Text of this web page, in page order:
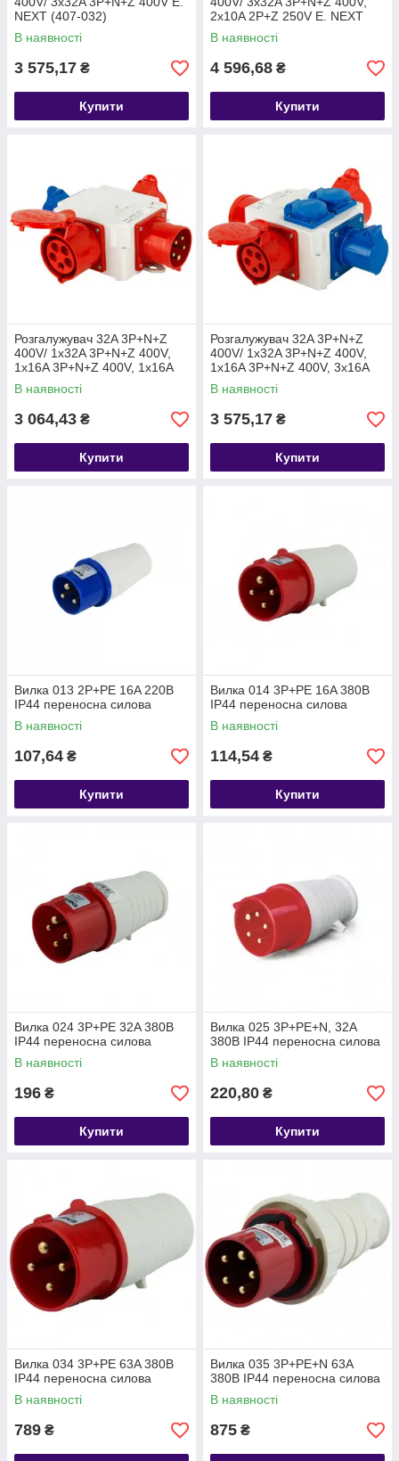
NEXT (407-032)
В наявності
3 575,17 ₴
Купити
2x10A 2P+Z 250V E. NEXT
(408-032)
В наявності
4 596,68 ₴
Купити
Розгалужувач 32A 3P+N+Z
400V/ 1x32A 3P+N+Z 400V,
1x16A 3P+N+Z 400V, 1x16A
2P+Z 250V E. NEXT (409-016)
В наявності
3 064,43 ₴
Купити
Розгалужувач 32A 3P+N+Z
400V/ 1x32A 3P+N+Z 400V,
1x16A 3P+N+Z 400V, 3x16A
2P+Z 250V E. NEXT (410-016)
В наявності
3 575,17 ₴
Купити
Вилка 013 2P+PE 16A 220В
IP44 переносна силова
В наявності
107,64 ₴
Купити
Вилка 014 3P+PE 16A 380В
IP44 переносна силова
В наявності
114,54 ₴
Купити
Вилка 024 3P+PE 32A 380В
IP44 переносна силова
В наявності
196 ₴
Купити
Вилка 025 3P+РЕ+N, 32A
380В IP44 переносна силова
В наявності
220,80 ₴
Купити
Вилка 034 3P+PE 63A 380В
IP44 переносна силова
В наявності
789 ₴
Вилка 035 3P+PE+N 63A
380В IP44 переносна силова
В наявності
875 ₴